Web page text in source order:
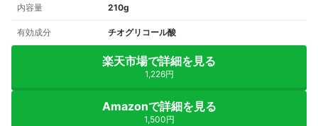
内容量 210g
有効成分 チオグリコール酸
楽天市場で詳細を見る
1,226円
Amazonで詳細を見る
1,500円